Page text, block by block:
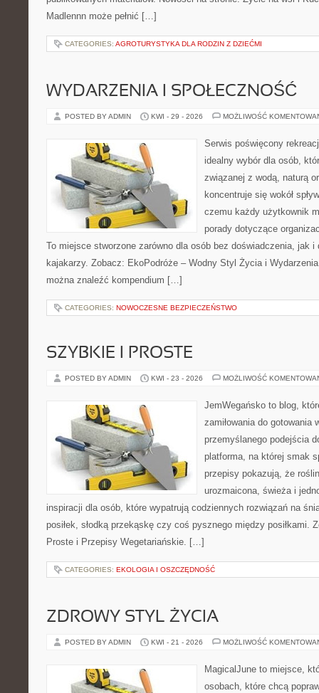
Madlennn może pełnić […]
CATEGORIES: AGROTURYSTYKA DLA RODZIN Z DZIEĆMI
WYDARZENIA I SPOŁECZNOŚĆ
POSTED BY ADMIN KWI - 29 - 2026 MOŻLIWOŚĆ
Serwis poświęcony
idealny wybór dla osób,
związanej z wodą, naturą
koncentruje się wokół
czemu każdy użytkownik
porady dotyczące
To miejsce stworzone zarówno dla osób bez doświadczenia, jak i
kajakarzy. Zobacz: EkoPodróże – Wodny Styl Życia i
można znaleźć kompendium […]
CATEGORIES: NOWOCZESNE BEZPIECZEŃSTWO
SZYBKIE I PROSTE
POSTED BY ADMIN KWI - 23 - 2026 MOŻLIWOŚĆ
JemWegańsko to blog,
zamiłowania do gotowania
przemyślanego podejścia
platforma, na której smak
przepisy pokazują, że
urozmaicona, świeża i
inspiracji dla osób, które wypatrują codziennych rozwiązań na
posiłek, słodką przekąskę czy coś pysznego między posiłkami.
Proste i Przepisy Wegetariańskie. […]
CATEGORIES: EKOLOGIA I OSZCZĘDNOŚĆ
ZDROWY STYL ŻYCIA
POSTED BY ADMIN KWI - 21 - 2026 MOŻLIWOŚĆ
MagicalJune to miejsce,
osobach, które chcą